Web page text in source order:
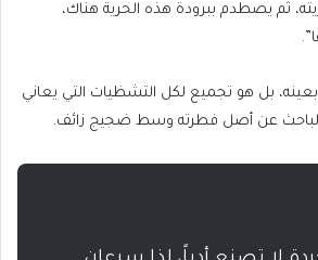
ثم يصطدم ببرودة هذه الحرية هناك،
بل هو تجميع لكل التشظيات التي يعاني
الباحث عن أصل فطرته وسط ضجيج زائف.